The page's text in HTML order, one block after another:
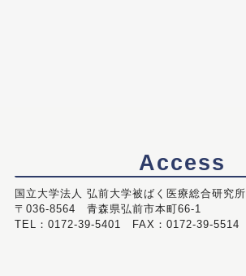
Access
国立大学法人 弘前大学被ばく医療総合研究所
〒036-8564 青森県弘前市本町66-1
TEL：0172-39-5401 FAX：0172-39-5514